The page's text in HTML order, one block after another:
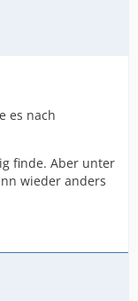
es nach
finde. Aber unter
wieder anders